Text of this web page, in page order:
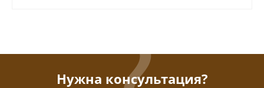
Нужна консультация?